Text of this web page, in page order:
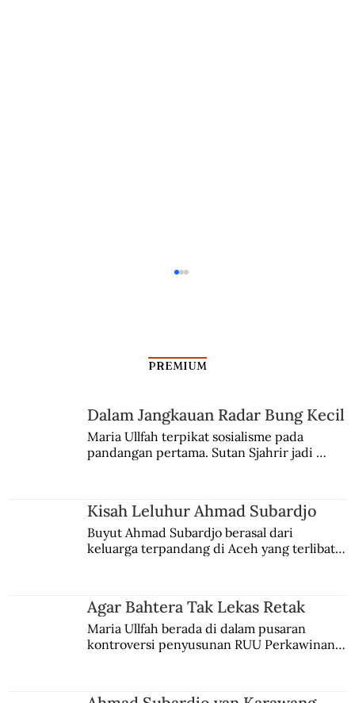
Antara Lenin dan Stalin (Bagian I)
PREMIUM
Dalam Jangkauan Radar Bung Kecil
Maria Ullfah terpikat sosialisme pada
pandangan pertama. Sutan Sjahrir jadi
Kisah Leluhur Ahmad Subardjo
Buyut Ahmad Subardjo berasal dari
keluarga terpandang di Aceh yang terlibat
Agar Bahtera Tak Lekas Retak
Maria Ullfah berada di dalam pusaran
kontroversi penyusunan RUU Perkawinan.